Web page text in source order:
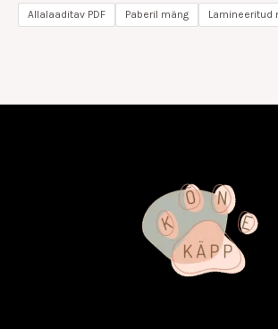
Allalaaditav PDF Paberil mäng Lamineeritud